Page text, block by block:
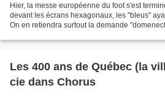
Hier, la messe européenne du foot s'est
devant les écrans hexagonaux, les "bleus"
On en retiendra surtout la demande
Les 400 ans de Québec (la
cie dans Chorus